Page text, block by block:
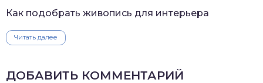
Как подобрать живопись для интерьера
Читать далее
ДОБАВИТЬ КОММЕНТАРИЙ